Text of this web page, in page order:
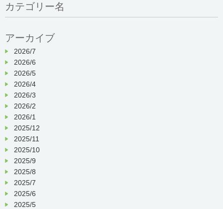
カテゴリー名
アーカイブ
2026/7
2026/6
2026/5
2026/4
2026/3
2026/2
2026/1
2025/12
2025/11
2025/10
2025/9
2025/8
2025/7
2025/6
2025/5